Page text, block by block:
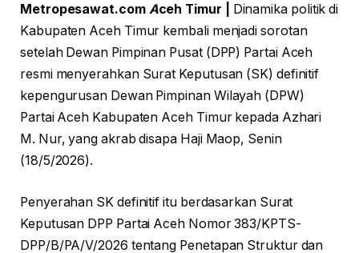
Metropesawat.com Aceh Timur | Dinamika politik di
Kabupaten Aceh Timur kembali menjadi sorotan
setelah Dewan Pimpinan Pusat (DPP) Partai Aceh
resmi menyerahkan Surat Keputusan (SK) definitif
kepengurusan Dewan Pimpinan Wilayah (DPW)
Partai Aceh Kabupaten Aceh Timur kepada Azhari
M. Nur, yang akrab disapa Haji Maop, Senin
(18/5/2026).
Penyerahan SK definitif itu berdasarkan Surat
Keputusan DPP Partai Aceh Nomor 383/KPTS-
DPP/B/PA/V/2026 tentang Penetapan Struktur dan